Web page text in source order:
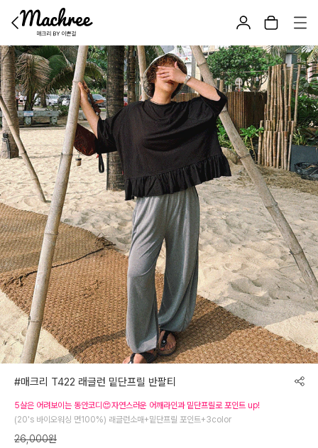
#매크리 T422 래글런 밑단프릴 반팔티
5살은 어려보이는 동안코디😍자연스러운 어깨라인과 밑단프릴로 포인트 up!
(20's 바이오워싱 면100%) 래글런소매+밑단프릴 포인트+3color
26,000원